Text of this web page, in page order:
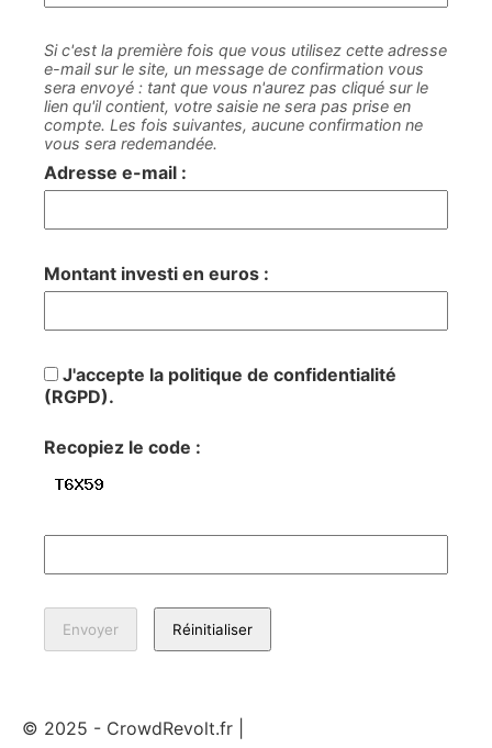
Si c'est la première fois que vous utilisez cette adresse
e-mail sur le site, un message de confirmation vous
sera envoyé : tant que vous n'aurez pas cliqué sur le
lien qu'il contient, votre saisie ne sera pas prise en
compte. Les fois suivantes, aucune confirmation ne
vous sera redemandée.
Adresse e-mail :
Montant investi en euros :
J'accepte la politique de confidentialité
(RGPD).
Recopiez le code :
© 2025 - CrowdRevolt.fr |